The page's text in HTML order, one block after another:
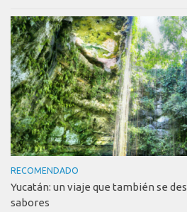
RECOMENDADO
Yucatán: un viaje que también se
sabores